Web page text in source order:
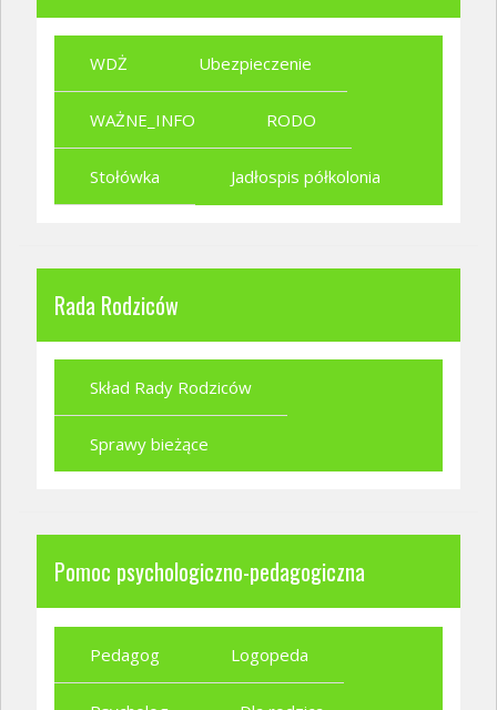
WDŻ Ubezpieczenie
WAŻNE_INFO RODO
Stołówka Jadłospis półkolonia
Rada Rodziców
Skład Rady Rodziców
Sprawy bieżące
Pomoc psychologiczno-pedagogiczna
Pedagog Logopeda